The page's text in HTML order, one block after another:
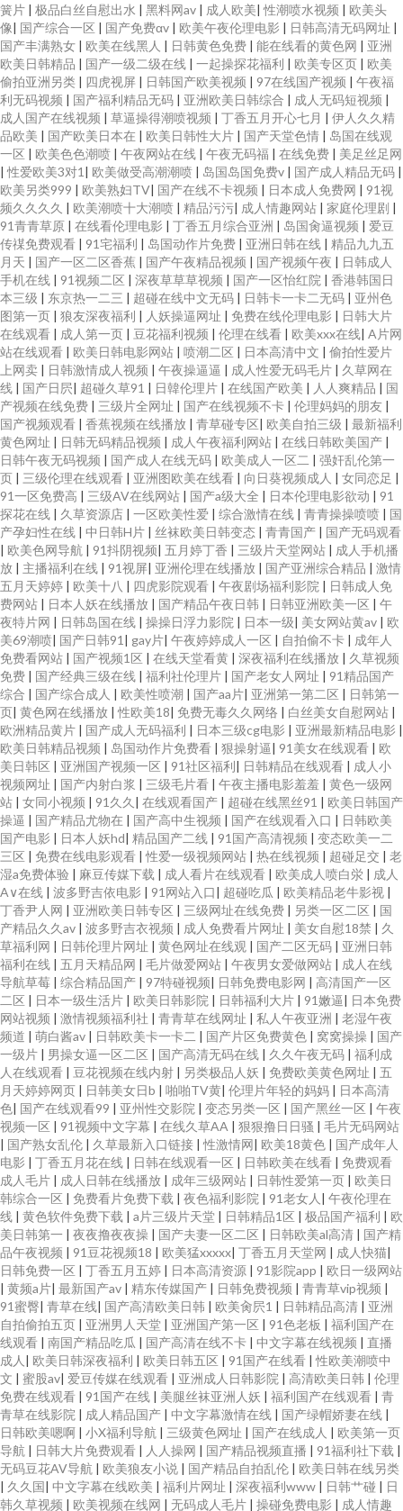
簧片 | 极品白丝自慰出水 | 黑料网av | 成人欧美|性潮喷水视频 | 欧美头
像| 国产综合一区 | 国产免费αv | 欧美午夜伦理电影 | 日韩高清无码网址 |
国产丰满熟女 | 欧美在线黑人 | 日韩黄色免费 | 能在线看的黄色网 | 亚洲
欧美日韩精品 | 国产一级二级在线 | 一起操探花福利 | 欧美专区页 | 欧美
偷拍亚洲另类 | 四虎视屏 | 日韩国产欧美视频 | 97在线国产视频 | 午夜福
利无码视频 | 国产福利精品无码 | 亚洲欧美日韩综合 | 成人无码短视频 |
成人国产在线视频 | 草逼操得潮喷视频 | 丁香五月开心七月 | 伊人久久精
品欧美 | 国产欧美日本在 | 欧美日韩性大片 | 国产天堂色情 | 岛国在线观
一区 | 欧美色色潮喷 | 午夜网站在线 | 午夜无码福 | 在线免费 | 美足丝足网
|性爱欧美3对1 | 欧美做受高潮潮喷 | 岛国岛国免费v | 国产成人精品无码 |
欧美另类999 | 欧美熟妇TV| 国产在线不卡视频 | 日本成人免费网 | 91视
频久久久久 | 欧美潮喷十大潮喷 | 精品污污| 成人情趣网站 | 家庭伦理剧 |
91青青草原 | 在线看伦理电影 | 丁香五月综合亚洲 | 岛国肏逼视频 | 爱豆
传禖免费观看 | 91宅福利 | 岛国动作片免费 | 亚洲日韩在线 | 精品九九五
月天 | 国产一区二区香蕉 | 国产午夜精品视频 | 国产视频午夜 | 日韩成人
手机在线 | 91视频二区 | 深夜草草草视频 | 国产一区怡红院 | 香港韩国日
本三级 | 东京热一二三 | 超碰在线中文无码 | 日韩卡一卡二无码 | 亚州色
图第一页 | 狼友深夜福利 | 人妖操逼网址 | 免费在线伦理电影 | 日韩大片
在线观看 | 成人第一页 | 豆花福利视频 | 伦理在线看 | 欧美xxx在线| A片网
站在线观看 | 欧美日韩电影网站 | 喷潮二区 | 日本高清中文 | 偷拍性爱片
上网卖 | 日韩激情成人视频 | 午夜操逼逼 | 成人性爱无码毛片 | 久草网在
线 | 国产日屄| 超碰久草91 | 日韓伦理片 | 在线国产欧美 | 人人爽精品 | 国
产视频在线免费 | 三级片全网址 | 国产在线视频不卡 | 伦理妈妈的朋友 |
国产视频观看 | 香蕉视频在线播放 | 青草碰专区| 欧美自拍三级 | 最新福利
黄色网址 | 日韩无码精品视频 | 成人午夜福利网站 | 在线日韩欧美国产 |
日韩午夜无码视频 | 国产成人在线无码 | 欧美成人一区二 | 强奸乱伦第一
页 | 三级伦理在线观看 | 亚洲图欧美在线看 | 向日葵视频成人 | 女同恋足 |
91一区免费高 | 三级AV在线网站 | 国产a级大全 | 日本伦理电影欲动 | 91
探花在线 | 久草资源店 | 一区欧美性爱 | 综合激情在线 | 青青操操喷喷 | 国
产孕妇性在线 | 中日韩H片 | 丝袜欧美日韩变态 | 青青国产 | 国产无码观看
| 欧美色网导航 | 91抖阴视频| 五月婷丁香 | 三级片天堂网站 | 成人手机播
放 | 主播福利在线 | 91视屏| 亚洲伦理在线播放 | 国产亚洲综合精品 | 激情
五月天婷婷 | 欧美十八 | 四虎影院观看 | 午夜剧场福利影院 | 日韩成人免
费网站 | 日本人妖在线播放 | 国产精品午夜日韩 | 日韩亚洲欧美一区 | 午
夜特片网 | 日韩岛国在线 | 操操日浮力影院 | 日本一级| 美女网站黄av | 欧
美69潮喷| 国产日韩91 | gay片| 午夜婷婷成人一区 | 自拍偷不卡 | 成年人
免费看网站 | 国产视频1区 | 在线天堂看黄 | 深夜福利在线播放 | 久草视频
免费 | 国产经典三级在线 | 福利社伦理片 | 国产老女人网址 | 91精品国产
综合 | 国产综合成人 | 欧美性喷潮 | 国产aa片| 亚洲第一第二区 | 日韩第一
页| 黄色网在线播放 |性欧美18| 免费无毒久久网络 | 白丝美女自慰网站 |
欧洲精品黄片 | 国产成人无码福利 | 日本三级cg电影 | 亚洲最新精品电影 |
欧美日韩精品视频 | 岛国动作片免费看 | 狠操射逼| 91美女在线观看 | 欧
美日韩区 | 亚洲国产视频一区 | 91社区福利| 日韩精品在线观看 | 成人小
视频网址 | 国产内射白浆 | 三级毛片看 | 午夜主播电影羞羞 | 黄色一级网
站 | 女同小视频 | 91久久 | 在线观看国产 | 超碰在线黑丝91 | 欧美日韩国产
操逼 | 国产精品尤物在 | 国产高中生视频 | 国产在线观看入口 | 日韩欧美
国产电影 | 日本人妖hd| 精品国产二线 | 91国产高清视频 | 变态欧美一二
三区 | 免费在线电影观看 |性爱一级视频网站 | 热在线视频 | 超碰足交 | 老
湿a免费体验 | 麻豆传媒下载 | 成人看片在线观看 | 欧美成人喷白泶 | 成人
A∨在线 | 波多野吉依电影 | 91网站入口| 超碰吃瓜 | 欧美精品老牛影视 |
丁香尹人网 | 亚洲欧美日韩专区 | 三级网址在线免费 | 另类一区二区 | 国
产精品久久av | 波多野吉衣视频 | 成人免费看片网址 | 美女自慰18禁 | 久
草福利网 | 日韩伦理片网址 | 黄色网址在线观 | 国产二区无码 | 亚洲日韩
福利在线 | 五月天精品网 | 毛片做爱网站 | 午夜男女爱做网站 | 成人在线
导航草莓 | 综合精品国产 | 97特碰视频| 日韩免费电影网 | 高清国产一区
二区 | 日本一级生活片 | 欧美日韩影院 | 日韩福利大片 | 91嫩逼| 日本免费
网站视频 | 激情视频福利社 | 青青草在线网址 | 私人午夜亚洲 | 老湿午夜
频道 | 萌白酱av | 日韩欧美卡一卡二 | 国产片区免费黄色 | 窝窝操操 | 国产
一级片 | 男操女逼一区二区 | 国产高清无码在线 | 久久午夜无码 | 福利成
人在线观看 | 豆花视频在线内射 | 另类极品人妖 | 免费欧美黄色网址 | 五
月天婷婷网页 | 日韩美女日b | 啪啪TV黄| 伦理片年轻的妈妈 | 日本高清
色| 国产在线观看99 | 亚州性交影院 | 变态另类一区 | 国产黑丝一区 | 午夜
视频一区 | 91视频中文字幕 | 在线久草AA | 狠狠撸日日骚 | 毛片无码网站
| 国产熟女乱伦 | 久草最新入口链接 |性激情网| 欧美18黄色 | 国产成年人
电影 | 丁香五月花在线 | 日韩在线观看一区 | 日韩欧美在线看 | 免费观看
成人毛片 | 成人日韩在线播放 | 成年三级网站 | 日韩性爱第一页 | 欧美日
韩综合一区 | 免费看片免费下载 | 夜色福利影院 | 91老女人 | 午夜伦理在
线 | 黄色软件免费下载 | a片三级片天堂 | 日韩精品1区 | 极品国产福利 | 欧
美日韩第一 | 夜夜撸夜夜操 | 国产夫妻一区二区 | 日韩欧美al高清 | 国产精
品午夜视频 | 91豆花视频18 | 欧美猛xxxxx| 丁香五月天堂网 | 成人快猫|
日韩免费一区 | 丁香五月五婷 | 日本高清资源 | 91影院app | 欧日一级网站
| 黄频a片| 最新国产av | 精东传媒国产 | 日韩免费视频 | 青青草vip视频 |
91蜜臀| 青草在线| 国产高清欧美日韩 | 欧美肏屄1 | 日韩精品高清 | 亚洲
自拍偷拍五页 | 亚洲男人天堂 | 亚洲国产第一区 | 91色老板 | 福利国产在
线观看 | 南国产精品吃瓜 | 国产高清在线不卡 | 中文字幕在线视频 | 直播
成人 | 欧美日韩深夜福利 | 欧美日韩五区 | 91国产在线看 |性欧美潮喷中
文 | 蜜股av| 爱豆传媒在线观看 | 亚洲成人日韩影院 | 高清欧美日韩 | 伦理
免费在线观看 | 91国产在线 | 美腿丝袜亚洲人妖 | 福利国产在线观看 | 青
青草在线影院 | 成人精品国产 | 中文字幕激情在线 | 国产绿帽娇妻在线 |
日韩欧美嗯啊 | 小X福利导航 | 三级黄色网址 | 国产在线成人 | 欧美第一页
导航 | 日韩大片免费观看 | 人人操网 | 国产精品视频直播 | 91福利社下载 |
无码豆花AV导航 | 欧美狼友小说 | 国产精品自拍乱伦 | 欧美日韩在线另类
| 久久国| 中文字幕在线欧美 | 福利片网址 | 深夜福利www | 日韩艹碰 | 日
韩久草视频 | 欧美视频在线网 | 无码成人毛片 | 操碰免费电影 | 成人情趣